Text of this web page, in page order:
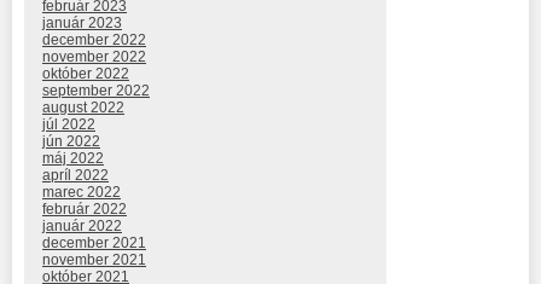
február 2023
január 2023
december 2022
november 2022
október 2022
september 2022
august 2022
júl 2022
jún 2022
máj 2022
apríl 2022
marec 2022
február 2022
január 2022
december 2021
november 2021
október 2021